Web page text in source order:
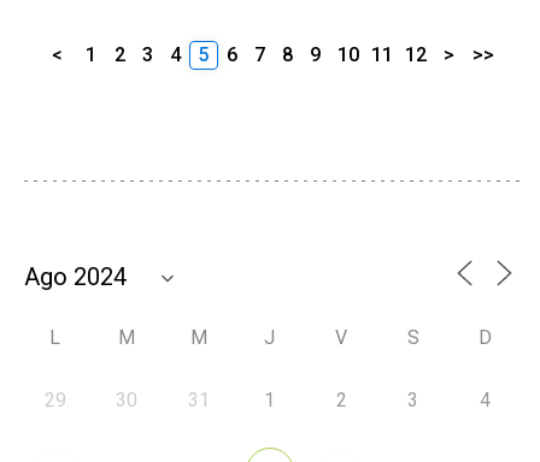
< 1 2 3 4 5 6 7 8 9 10 11 12 > >>
L M M J V S D
29 30 31 1 2 3 4